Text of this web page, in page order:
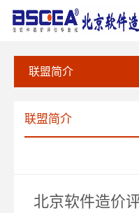
联盟简介
联盟简介
北京软件造价